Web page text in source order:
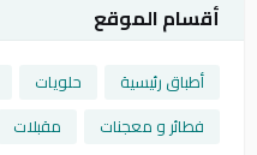
أقسام الموقع
أطباق رئيسية حلويات
فطائر و معجنات
مقبلات